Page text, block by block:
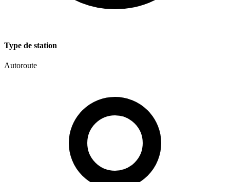
Type de station
Autoroute